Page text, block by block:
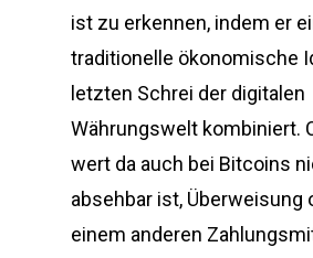
ist zu erkennen, indem er
traditionelle ökonomische
letzten Schrei der digitalen
Währungswelt kombiniert.
wert da auch bei Bitcoins
absehbar ist, Überweisung
einem anderen